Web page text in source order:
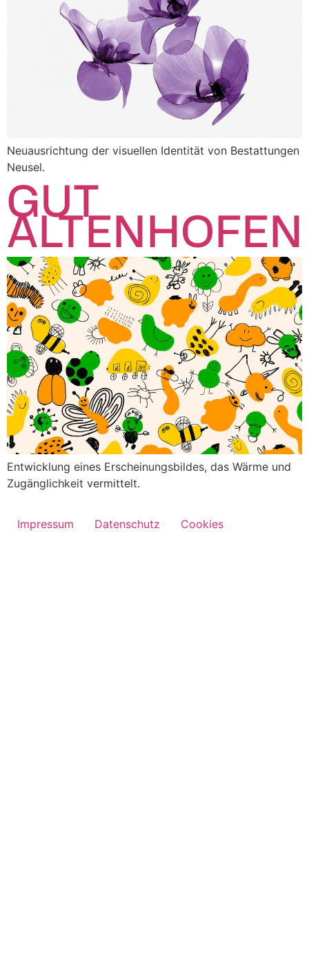
Neuausrichtung der visuellen Identität von Bestattungen
Neusel.
GUT
ALTENHOFEN
Entwicklung eines Erscheinungsbildes, das Wärme und
Zugänglichkeit vermittelt.
Impressum Datenschutz Cookies